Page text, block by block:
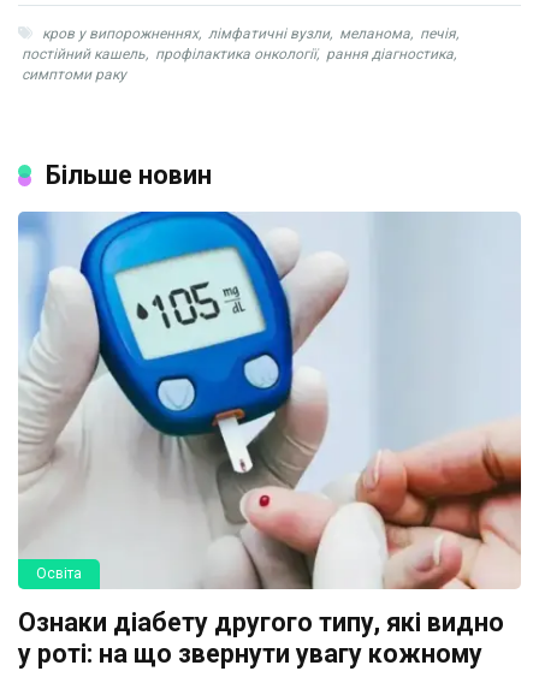
кров у випорожненнях, лімфатичні вузли, меланома, печія,
постійний кашель, профілактика онкології, рання діагностика,
симптоми раку
Більше новин
Освіта
Ознаки діабету другого типу, які видно
у роті: на що звернути увагу кожному